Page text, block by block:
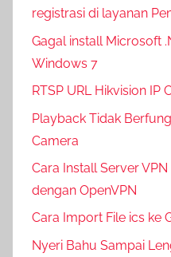
registrasi di layanan
Gagal install Microsoft
Windows 7
RTSP URL Hikvision IP
Playback Tidak
Camera
Cara Install Server
dengan OpenVPN
Cara Import File ics ke
Nyeri Bahu Sampai